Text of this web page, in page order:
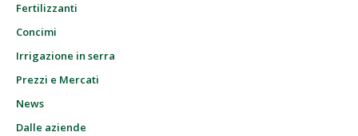
Fertilizzanti
Concimi
Irrigazione in serra
Prezzi e Mercati
News
Dalle aziende